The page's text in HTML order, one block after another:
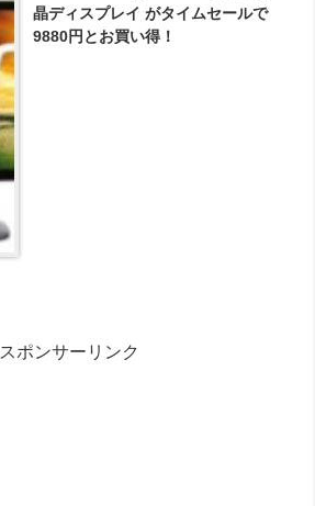
晶ディスプレイ がタイムセールで
9880円とお買い得！
スポンサーリンク